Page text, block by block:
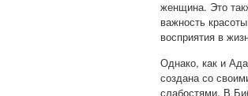
женщина. Это
важность
восприятия в
Однако, как и
создана со
слабостями. В